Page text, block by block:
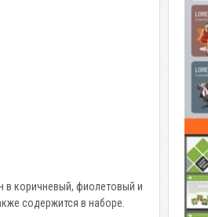
в коричневый, фиолетовый и
содержится в наборе.